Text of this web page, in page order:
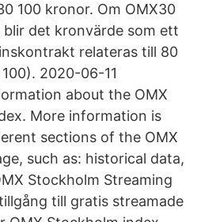
100 kronor. Om OMX30
det kronvärde som ett
relateras till 80
2020-06-11
about the OMX
More information is
sections of the OMX
such as: historical data,
Stockholm Streaming
till gratis streamade